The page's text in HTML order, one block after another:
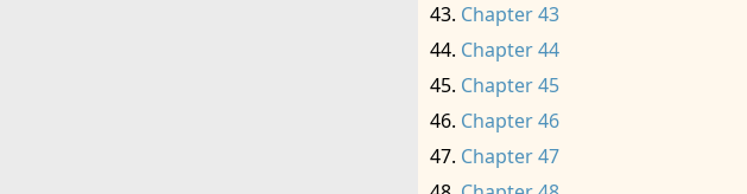
Chapter 43
Chapter 44
Chapter 45
Chapter 46
Chapter 47